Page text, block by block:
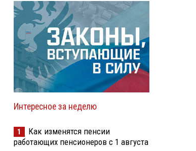
Интересное за неделю
1
Как изменятся пенсии
работающих пенсионеров с 1 августа